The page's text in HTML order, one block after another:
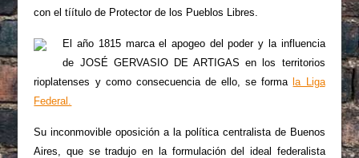
con el tíítulo de Protector de los Pueblos Libres.
El año 1815 marca el apogeo del poder y la influencia
de JOSÉ GERVASIO DE ARTIGAS en los territorios
rioplatenses y como consecuencia de ello, se forma la Liga
Federal.
Su inconmovible oposición a la política centralista de Buenos
Aires, que se tradujo en la formulación del ideal federalista